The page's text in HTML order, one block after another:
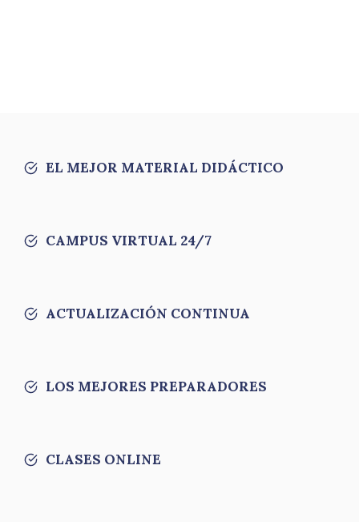
EL MEJOR MATERIAL DIDÁCTICO
CAMPUS VIRTUAL 24/7
ACTUALIZACIÓN CONTINUA
LOS MEJORES PREPARADORES
CLASES ONLINE